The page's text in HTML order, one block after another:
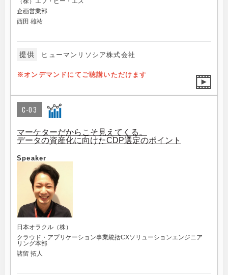
企画営業部
西田 雄祐
提供 ヒューマンリソシア株式会社
※オンデマンドにてご聴講いただけます
C-03
マーケターだからこそ見えてくる。
データの資産化に向けたCDP選定のポイント
Speaker
日本オラクル（株）
クラウド・アプリケーション事業統括CXソリューションエンジニア
リング本部
諸留 拓人